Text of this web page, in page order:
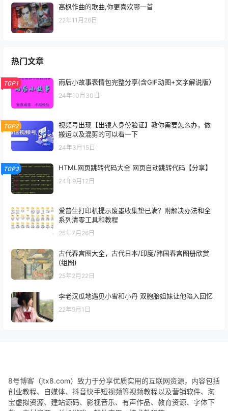
高枫作曲的歌曲,你更喜欢哪一首
22年11月26日
热门文章
TOP1 雨后小故事表情包完整分享(含GIF动图+文字解说版）
24年10月30日
TOP2
视频号出现【出镜人身份验证】教你需要怎么办，做
搬运以及混剪的可以看一下
24年3月15日
TOP3 HTML网页跳转代码大全 网页自动跳转代码【分享】
24年9月12日
爱普生打印机提示废墨收集垫已满？附解决办法和全
系列清零工具和教程
25年7月26日
古代春宫图大全，古代日本/印度/韩国春宫图册欣赏
(组图)
25年2月22日
李老汉瓜地遇见小雪和小丹 双胞胎姐妹让他陷入回忆
22年9月1日
8号博客（jtx8.com）致力于分享优质实用的互联网资源，内容包括
创业教程、自媒体、抖音快手短视频等视频教程以及营销软件、淘
宝虚拟资源、建站源码、影视音乐、有声作品、教育资源、字体下